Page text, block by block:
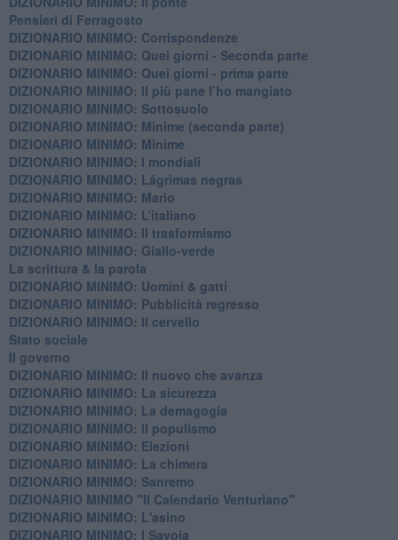
Pensieri di Ferragosto
DIZIONARIO MINIMO: Corrispondenze
DIZIONARIO MINIMO: Quei giorni - Seconda parte
DIZIONARIO MINIMO: Quei giorni - prima parte
DIZIONARIO MINIMO: Il più pane l’ho mangiato
DIZIONARIO MINIMO: Sottosuolo
DIZIONARIO MINIMO: Minime (seconda parte)
DIZIONARIO MINIMO: Minime
DIZIONARIO MINIMO: ​I mondiali
DIZIONARIO MINIMO: ​Lágrimas negras
DIZIONARIO MINIMO: Mario
DIZIONARIO MINIMO: L’italiano
DIZIONARIO MINIMO: Il trasformismo
DIZIONARIO MINIMO: Giallo-verde
La scrittura & la parola
​DIZIONARIO MINIMO: Uomini & gatti
DIZIONARIO MINIMO: ​Pubblicità regresso
DIZIONARIO MINIMO: Il cervello
Stato sociale
Il governo
DIZIONARIO MINIMO: Il nuovo che avanza
DIZIONARIO MINIMO: La sicurezza
DIZIONARIO MINIMO: La demagogia
DIZIONARIO MINIMO: Il populismo
DIZIONARIO MINIMO: Elezioni
DIZIONARIO MINIMO: La chimera
DIZIONARIO MINIMO: Sanremo
DIZIONARIO MINIMO "Il Calendario Venturiano"
DIZIONARIO MINIMO: L'asino
DIZIONARIO MINIMO: I Savoia